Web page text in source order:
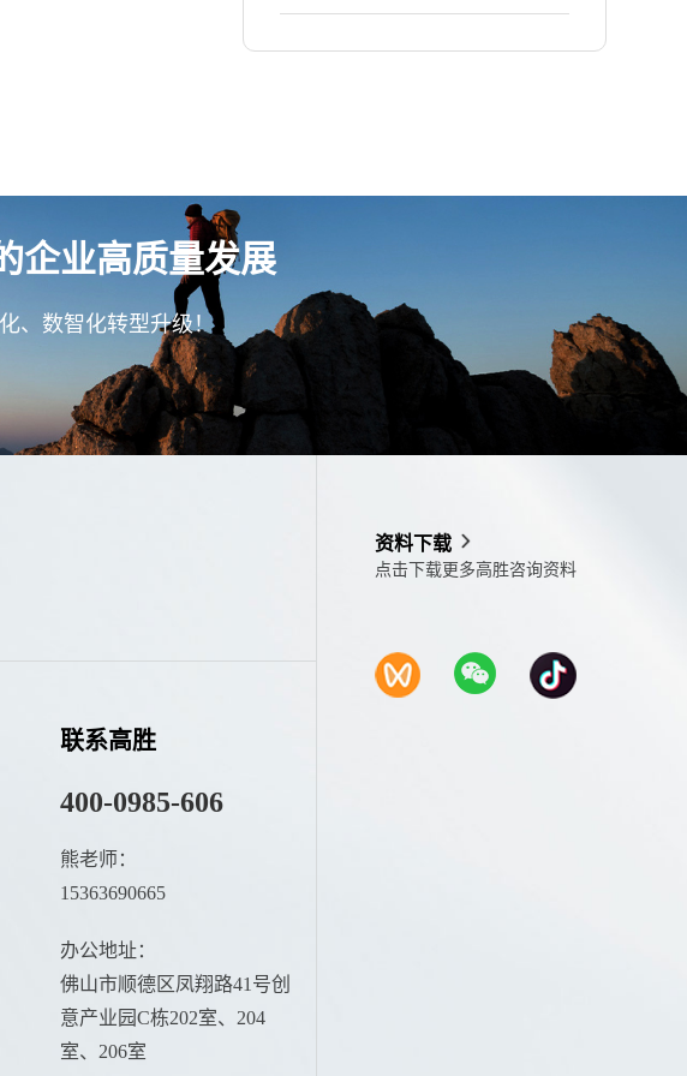
精益生产项目！
企业高质量发展
、数智化转型升级！
联系高胜
400-0985-606
熊老师：
15363690665
办公地址：
佛山市顺德区凤翔路41号创
意产业园C栋202室、204
室、206室
资料下载
点击下载更多高胜咨询资料